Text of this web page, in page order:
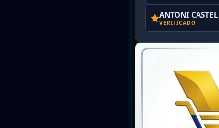
ANTONI
VERIFICADO